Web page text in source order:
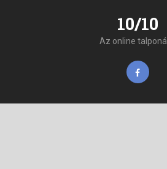
10/10
Az online